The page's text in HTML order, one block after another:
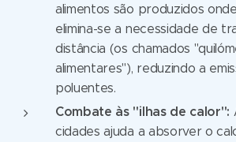
alimentos são produzidos
elimina-se a necessidade de
distância (os chamados
alimentares"), reduzindo a
poluentes.
Combate às "ilhas de calor":
cidades ajuda a absorver o